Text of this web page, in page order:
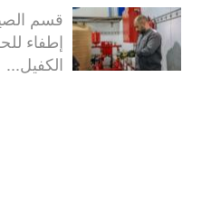
قسم
إطفاء
الكفيل...